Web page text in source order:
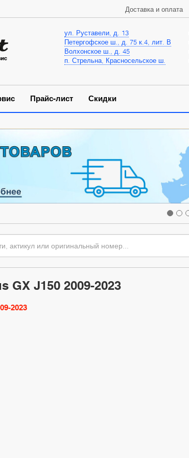
ул. Руставели, д. 13
Петергофское ш., д. 75 к.4, лит. В
Волхонское ш., д. 45
п. Стрельна, Красносельское ш.
Прайс-лист Скидки
Доставка и оплата
GX J150 2009-2023
2023